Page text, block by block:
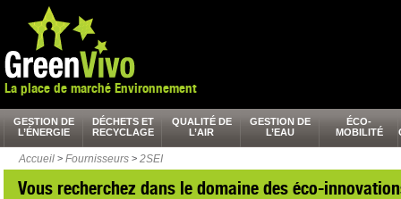
La place de marché Environnement
GESTION DE
L’ÉNERGIE
DÉCHETS ET
RECYCLAGE
QUALITÉ DE
L’AIR
GESTION DE
L’EAU
ÉCO-
MOBILITÉ
Accueil > Fournisseurs > 2SEI
Vous recherchez dans le domaine des éco-